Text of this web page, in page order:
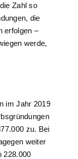
Zahl so
die
erfolgen –
werde,
im Jahr 2019
zu. Bei
weiter
228.000